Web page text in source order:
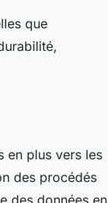
que
en plus vers les
des procédés
des données en